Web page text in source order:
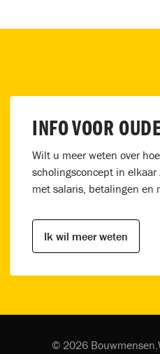
INFO VOOR
Wilt u meer weten over
scholingsconcept in
met salaris, betalingen en
Ik wil meer weten
© 2026 Bouwmensen.